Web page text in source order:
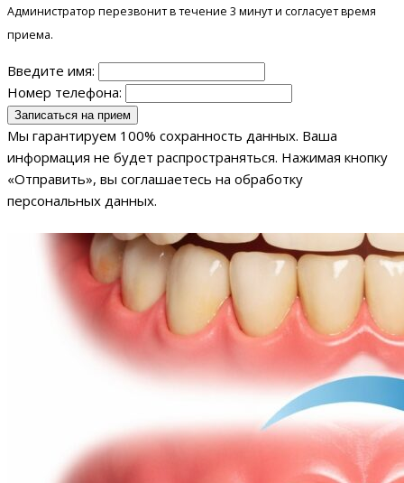
Администратор перезвонит в течение 3 минут и согласует время
приема.
Введите имя:
Номер телефона:
Мы гарантируем 100% сохранность данных. Ваша
информация не будет распространяться. Нажимая кнопку
«Отправить», вы соглашаетесь на обработку
персональных данных.